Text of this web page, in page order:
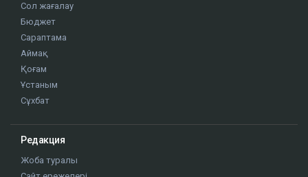
Сол жағалау
Бюджет
Сараптама
Аймақ
Қоғам
Ұстаным
Сұхбат
Редакция
Жоба туралы